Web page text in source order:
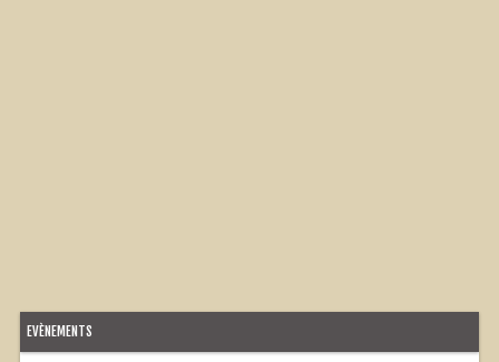
EVÈNEMENTS